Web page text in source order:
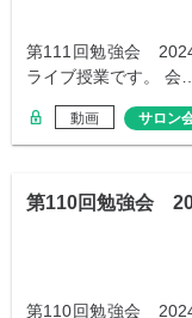
第111回勉強会
ライブ授業です。 会
動画 サロン
第110回勉強会
第110回勉強会